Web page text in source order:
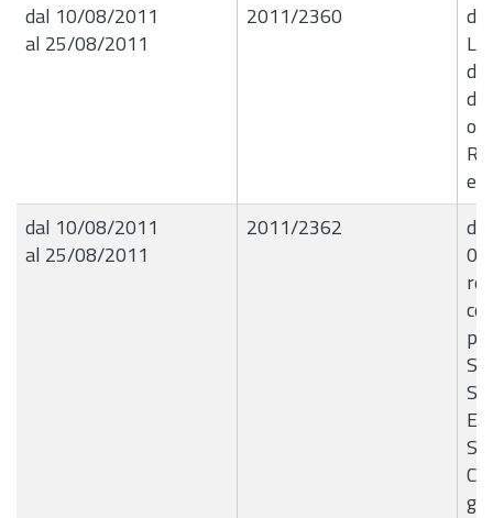
dal 10/08/2011
al 25/08/2011
2011/2360
e
dal 10/08/2011
al 25/08/2011
2011/2362